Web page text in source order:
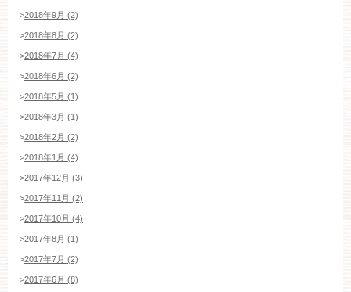
>2018年9月 (2)
>2018年8月 (2)
>2018年7月 (4)
>2018年6月 (2)
>2018年5月 (1)
>2018年3月 (1)
>2018年2月 (2)
>2018年1月 (4)
>2017年12月 (3)
>2017年11月 (2)
>2017年10月 (4)
>2017年8月 (1)
>2017年7月 (2)
>2017年6月 (8)